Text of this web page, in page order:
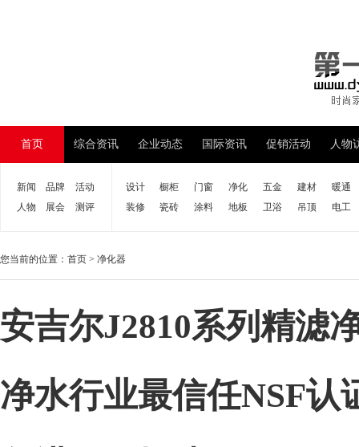
首页 综合资讯 企业动态 国际资讯 促销活动 人物
新闻 品牌
活动
人物
展会 测评
设计 橱柜 门窗 净化 五金 建材
暖通
装修
瓷砖 涂料 地板 卫浴 吊顶 电工
您当前的位置： 首页 > 净化器
安吉尔J2810系列精滤
净水行业最信任NSF认